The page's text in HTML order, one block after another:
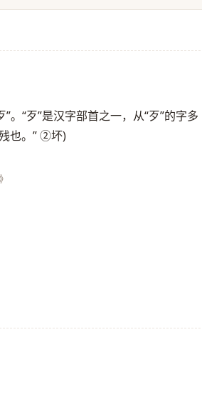
。“歹”是汉字部首之一，从“歹”的字多
也。” ②坏)